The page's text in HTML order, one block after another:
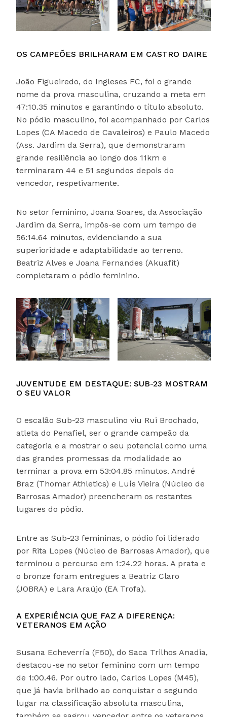
OS CAMPEÕES BRILHARAM EM CASTRO DAIRE
João Figueiredo, do Ingleses FC, foi o grande
nome da prova masculina, cruzando a meta em
47:10.35 minutos e garantindo o título absoluto.
No pódio masculino, foi acompanhado por Carlos
Lopes (CA Macedo de Cavaleiros) e Paulo Macedo
(Ass. Jardim da Serra), que demonstraram
grande resiliência ao longo dos 11km e
terminaram 44 e 51 segundos depois do
vencedor, respetivamente.
No setor feminino, Joana Soares, da Associação
Jardim da Serra, impôs-se com um tempo de
56:14.64 minutos, evidenciando a sua
superioridade e adaptabilidade ao terreno.
Beatriz Alves e Joana Fernandes (Akuafit)
completaram o pódio feminino.
JUVENTUDE EM DESTAQUE: SUB-23 MOSTRAM
O SEU VALOR
O escalão Sub-23 masculino viu Rui Brochado,
atleta do Penafiel, ser o grande campeão da
categoria e a mostrar o seu potencial como uma
das grandes promessas da modalidade ao
terminar a prova em 53:04.85 minutos. André
Braz (Thomar Athletics) e Luís Vieira (Núcleo de
Barrosas Amador) preencheram os restantes
lugares do pódio.
Entre as Sub-23 femininas, o pódio foi liderado
por Rita Lopes (Núcleo de Barrosas Amador), que
terminou o percurso em 1:24.22 horas. A prata e
o bronze foram entregues a Beatriz Claro
(JOBRA) e Lara Araújo (EA Trofa).
A EXPERIÊNCIA QUE FAZ A DIFERENÇA:
VETERANOS EM AÇÃO
Susana Echeverría (F50), do Saca Trilhos Anadia,
destacou-se no setor feminino com um tempo
de 1:00.46. Por outro lado, Carlos Lopes (M45),
que já havia brilhado ao conquistar o segundo
lugar na classificação absoluta masculina,